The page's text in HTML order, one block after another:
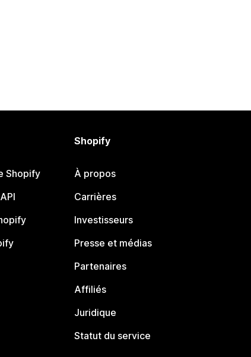
Shopify
Shopify
À propos
Carrières
Investisseurs
Presse et médias
Partenaires
Affiliés
Juridique
Statut du service